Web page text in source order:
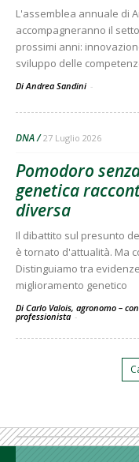
L'assemblea annuale di
accompagneranno il
prossimi anni:
sviluppo delle
Di Andrea Sandini -
DNA 27 Luglio 2026
Pomodoro
genetica
diversa
Il dibattito sul presunto
è tornato d'attualità. Ma
Distinguiamo tra
miglioramento genetico
Di Carlo Valois, agronomo –
professionista -